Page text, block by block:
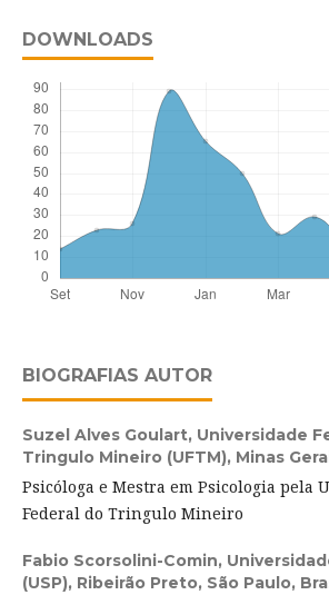
DOWNLOADS
BIOGRAFIAS AUTOR
Suzel Alves Goulart, Universidade
Tringulo Mineiro (UFTM), Minas
Psicóloga e Mestra em Psicologia pela
Federal do Tringulo Mineiro
Fabio Scorsolini-Comin,
(USP), Ribeirão Preto, São Paulo,